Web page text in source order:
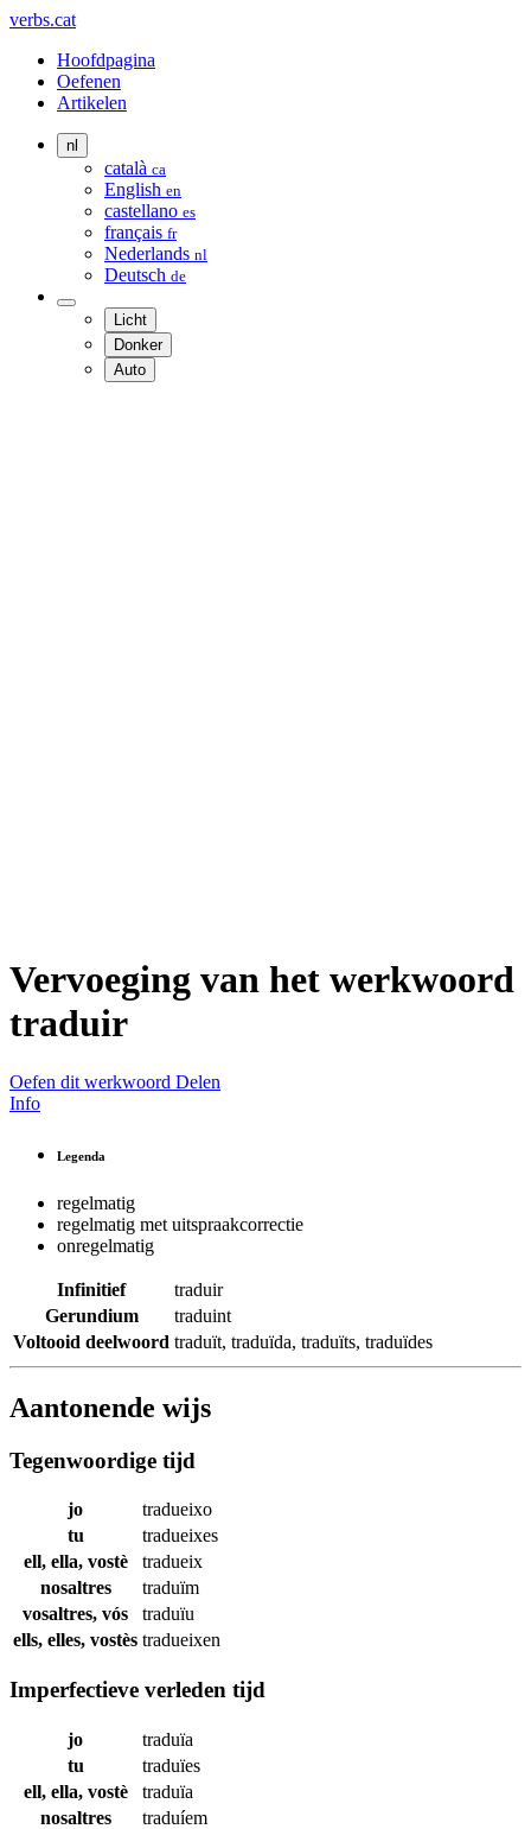
verbs.cat
Hoofdpagina
Oefenen
Artikelen
nl
català ca
English en
castellano es
français fr
Nederlands nl
Deutsch de
Licht
Donker
Auto
Vervoeging van het werkwoord
traduir
Oefen dit werkwoord Delen
Info
Legenda
regelmatig
regelmatig met uitspraakcorrectie
onregelmatig
Infinitief
traduir
Gerundium
traduint
Voltooid deelwoord traduït, traduïda, traduïts, traduïdes
Aantonende wijs
Tegenwoordige tijd
jo
tradueixo
tu
tradueixes
ell, ella, vostè
tradueix
nosaltres
traduïm
vosaltres, vós
traduïu
ells, elles, vostès tradueixen
Imperfectieve verleden tijd
jo
traduïa
tu
traduïes
ell, ella, vostè
traduïa
nosaltres
traduíem